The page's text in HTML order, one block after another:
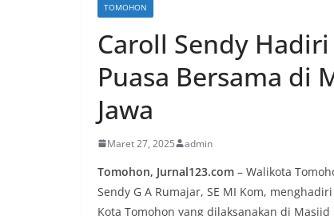
TOMOHON
Caroll Sendy
Puasa Bersama di
Jawa
Maret 27, 2025 admin
Tomohon, Jurnal123.com – Walikota
Sendy G A Rumajar, SE MI Kom,
Kota Tomohon yang dilaksanakan di